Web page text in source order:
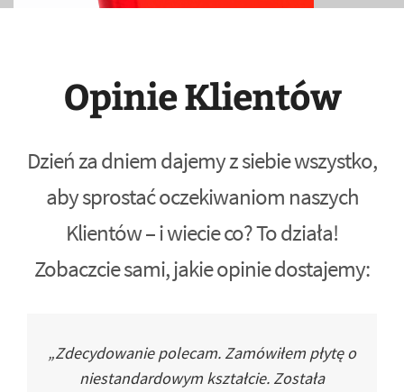
Opinie Klientów
Dzień za dniem dajemy z siebie wszystko,
aby sprostać oczekiwaniom naszych
Klientów – i wiecie co? To działa!
Zobaczcie sami, jakie opinie dostajemy:
„Zdecydowanie polecam. Zamówiłem płytę o
niestandardowym kształcie. Została